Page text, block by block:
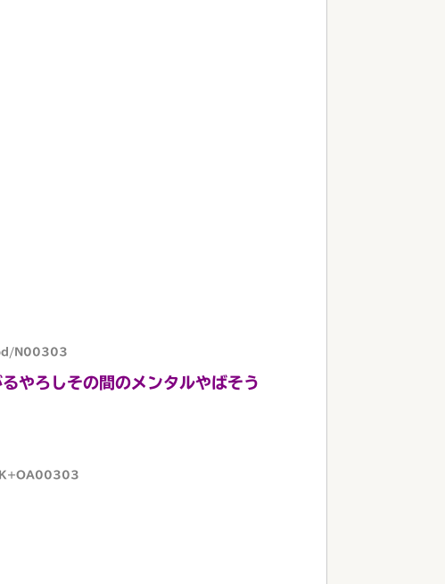
N00303
やろしその間のメンタルやばそう